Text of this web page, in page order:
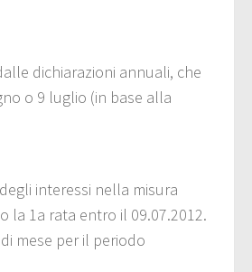
dichiarazioni annuali, che
o 9 luglio (in base alla
interessi nella misura
la 1a rata entro il 09.07.2012.
mese per il periodo